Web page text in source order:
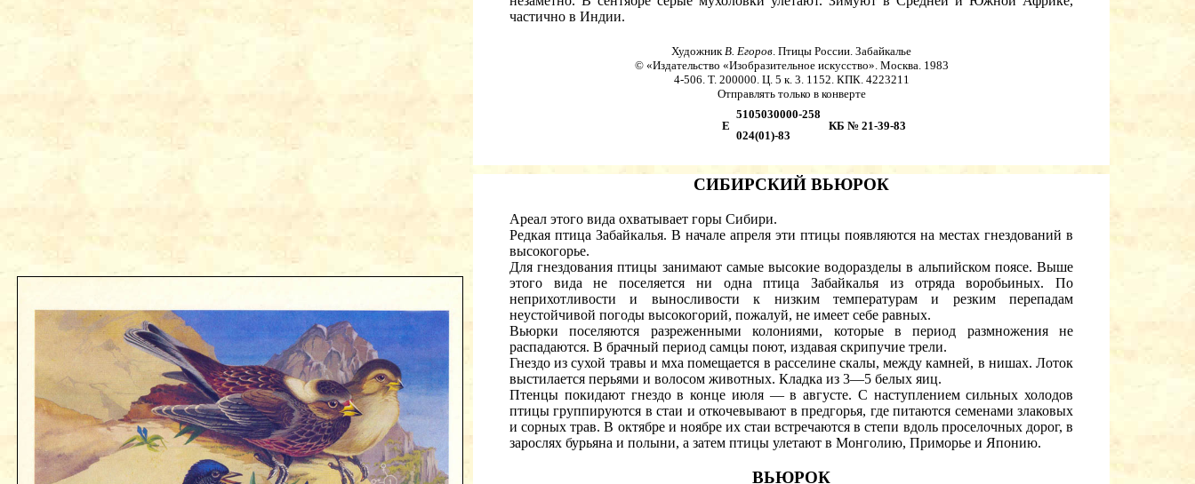
частично в Индии.
Художник В. Егоров . Птицы России. Забайкалье
© «Издательство «Изобразительное искусство». Москва. 1983
4-506. Т. 200000. Ц. 5 к. 3. 1152. КПК. 4223211
Отправлять только в конверте
Е
5105030000-258
КБ № 21-39-83
024(01)-83
СИБИРСКИЙ ВЬЮРОК
Ареал этого вида охватывает горы Сибири.
Редкая птица Забайкалья. В начале апреля эти птицы появляются на местах гнездований в
высокогорье.
Для гнездования птицы занимают самые высокие водоразделы в альпийском поясе. Выше
этого вида не поселяется ни одна птица Забайкалья из отряда воробьиных. По
неприхотливости и выносливости к низким температурам и резким перепадам
неустойчивой погоды высокогорий, пожалуй, не имеет себе равных.
Вьюрки поселяются разреженными колониями, которые в период размножения не
распадаются. В брачный период самцы поют, издавая скрипучие трели.
Гнездо из сухой травы и мха помещается в расселине скалы, между камней, в нишах. Лоток
выстилается перьями и волосом животных. Кладка из 3—5 белых яиц.
Птенцы покидают гнездо в конце июля — в августе. С наступлением сильных холодов
птицы группируются в стаи и откочевывают в предгорья, где питаются семенами злаковых
и сорных трав. В октябре и ноябре их стаи встречаются в степи вдоль проселочных дорог, в
зарослях бурьяна и полыни, а затем птицы улетают в Монголию, Приморье и Японию.
ВЬЮРОК